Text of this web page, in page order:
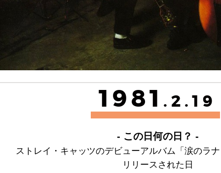
1981 .2.19
- この日何の日？ -
ストレイ・キャッツのデビューアルバム「涙のラ
リリースされた日